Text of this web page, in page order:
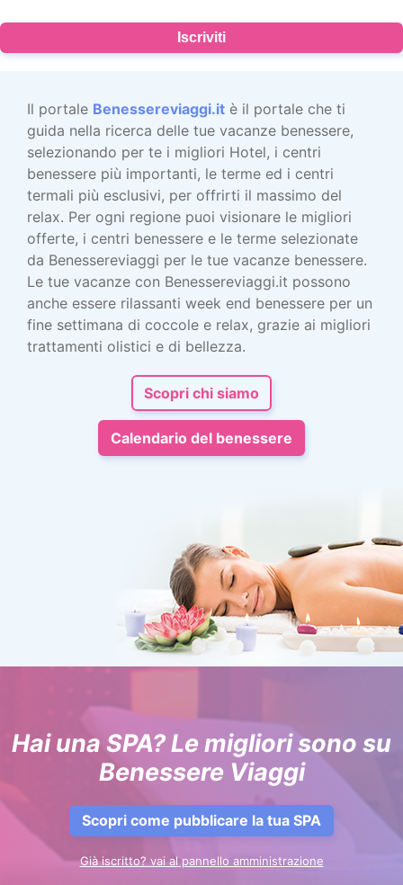
Iscriviti
Il portale Benessereviaggi.it è il portale che ti
guida nella ricerca delle tue vacanze benessere,
selezionando per te i migliori Hotel, i centri
benessere più importanti, le terme ed i centri
termali più esclusivi, per offrirti il massimo del
relax. Per ogni regione puoi visionare le migliori
offerte, i centri benessere e le terme selezionate
da Benessereviaggi per le tue vacanze benessere.
Le tue vacanze con Benessereviaggi.it possono
anche essere rilassanti week end benessere per un
fine settimana di coccole e relax, grazie ai migliori
trattamenti olistici e di bellezza.
Scopri chi siamo
Calendario del benessere
Hai una SPA? Le migliori sono su
Benessere Viaggi
Scopri come pubblicare la tua SPA
Già iscritto? vai al pannello amministrazione